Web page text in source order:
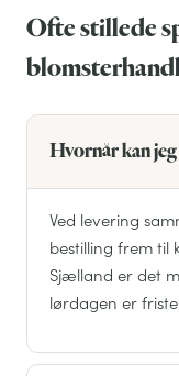
Ofte stillede
Hvornår kan
Ved levering
bestilling frem til
Sjælland er det
lørdagen er